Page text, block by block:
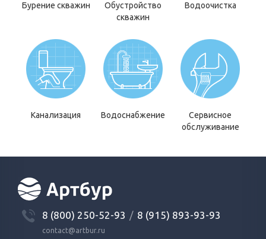
Бурение скважин
Обустройство
скважин
Водоочистка
Канализация Водоснабжение
Сервисное
обслуживание
8 (800) 250-52-93 / 8 (915) 893-93-93
contact@artbur.ru